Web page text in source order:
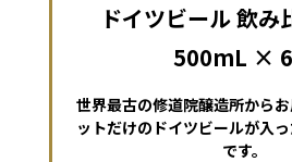
ドイツビール 飲み
500mL ×
世界最古の修道院醸造所から
ットだけのドイツビールが入
です。